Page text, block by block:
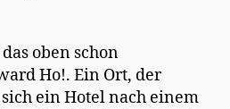
oben schon
Ho!. Ein Ort, der
ein Hotel nach einem